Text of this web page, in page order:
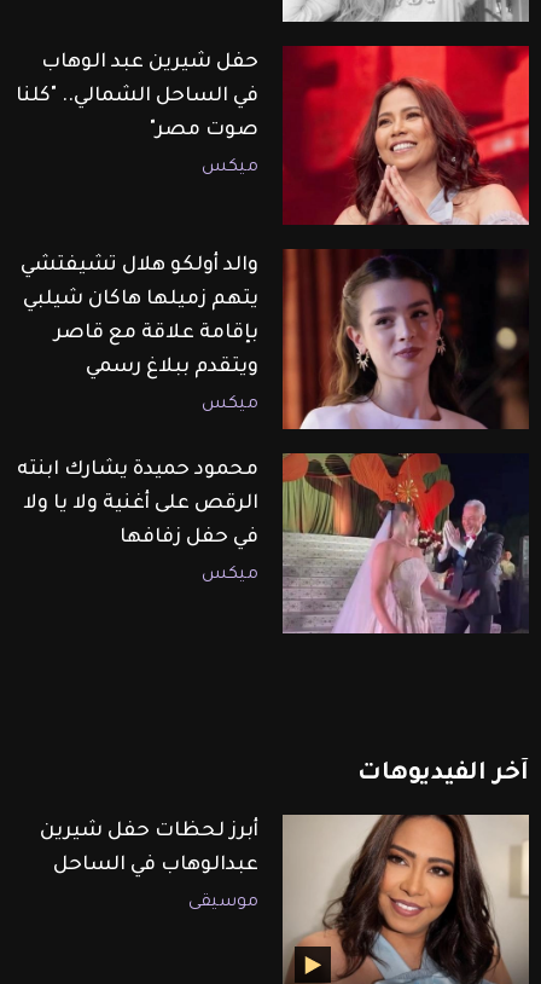
حفل شيرين عبد الوهاب
في الساحل الشمالي.. "كلنا
صوت مصر"
ميكس
والد أولكو هلال تشيفتشي
يتهم زميلها هاكان شيلبي
بإقامة علاقة مع قاصر
ويتقدم ببلاغ رسمي
ميكس
محمود حميدة يشارك ابنته
الرقص على أغنية ولا يا ولا
في حفل زفافها
ميكس
آخر الفيديوهات
أبرز لحظات حفل شيرين
عبدالوهاب في الساحل
موسيقى